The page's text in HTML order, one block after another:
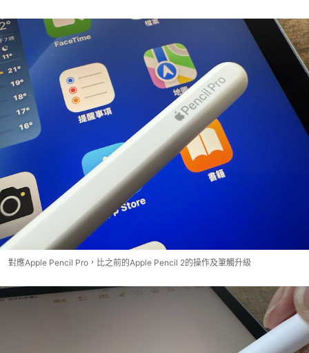
對應Apple Pencil Pro，比之前的Apple Pencil 2的操作及筆觸升級